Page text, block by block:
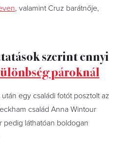
, valamint Cruz barátnője,
szerint ennyi
pároknál
egy családi fotót posztolt az
család Anna Wintour
pedig láthatóan boldogan